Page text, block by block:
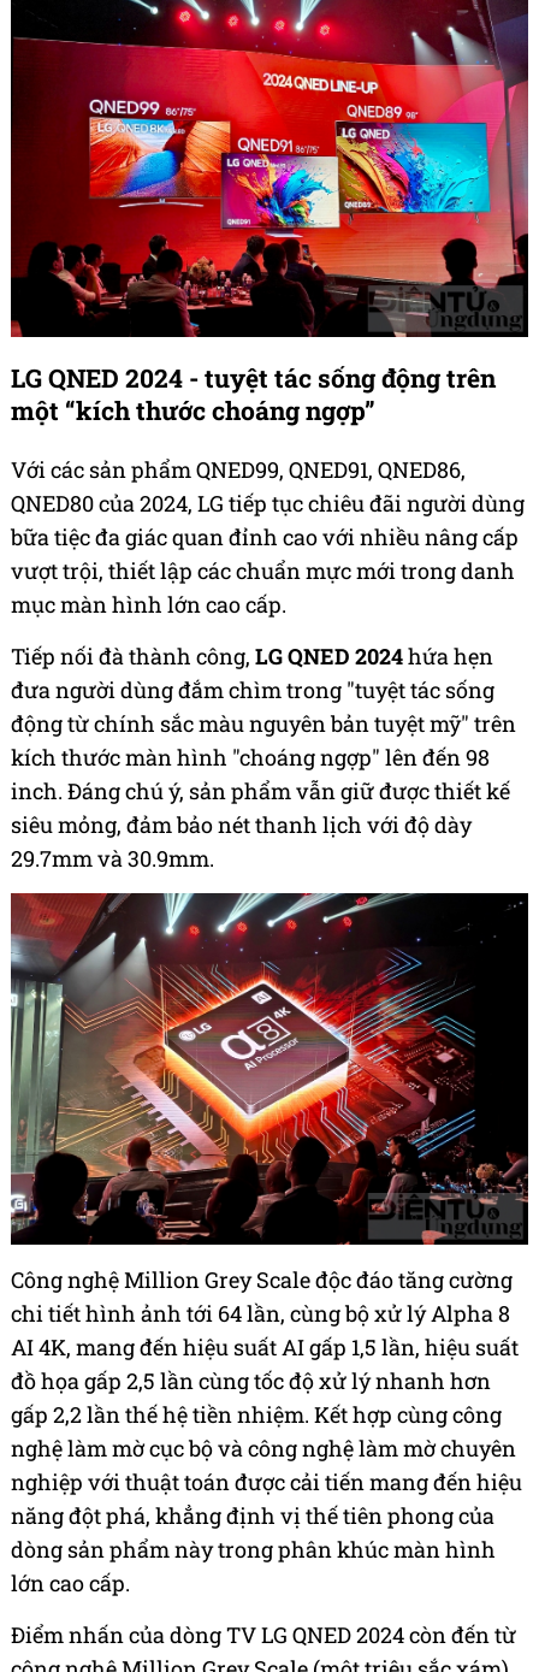
LG QNED 2024 - tuyệt tác sống động trên
một “kích thước choáng ngợp”
Với các sản phẩm QNED99, QNED91, QNED86,
QNED80 của 2024, LG tiếp tục chiêu đãi người dùng
bữa tiệc đa giác quan đỉnh cao với nhiều nâng cấp
vượt trội, thiết lập các chuẩn mực mới trong danh
mục màn hình lớn cao cấp.
Tiếp nối đà thành công, LG QNED 2024hứa hẹn
đưa người dùng đắm chìm trong "tuyệt tác sống
động từ chính sắc màu nguyên bản tuyệt mỹ" trên
kích thước màn hình "choáng ngợp" lên đến 98
inch. Đáng chú ý, sản phẩm vẫn giữ được thiết kế
siêu mỏng, đảm bảo nét thanh lịch với độ dày
29.7mm và 30.9mm.
Công nghệ Million Grey Scale độc đáo tăng cường
chi tiết hình ảnh tới 64 lần, cùng bộ xử lý Alpha 8
AI 4K, mang đến hiệu suất AI gấp 1,5 lần, hiệu suất
đồ họa gấp 2,5 lần cùng tốc độ xử lý nhanh hơn
gấp 2,2 lần thế hệ tiền nhiệm. Kết hợp cùng công
nghệ làm mờ cục bộ và công nghệ làm mờ chuyên
nghiệp với thuật toán được cải tiến mang đến hiệu
năng đột phá, khẳng định vị thế tiên phong của
dòng sản phẩm này trong phân khúc màn hình
lớn cao cấp.
Điểm nhấn của dòng TV LG QNED 2024 còn đến từ